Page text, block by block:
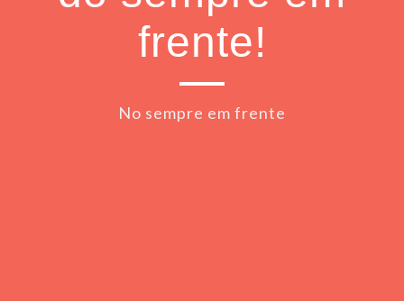
frente!
No sempre em frente